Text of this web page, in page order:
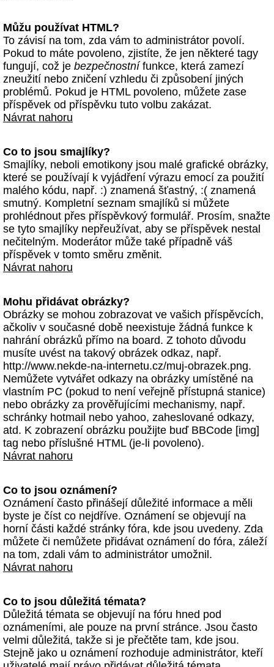
Můžu používat HTML?
To závisí na tom, zda vám to administrátor povolí.
Pokud to máte povoleno, zjistíte, že jen některé tagy
fungují, což je bezpečnostnífunkce, která zamezí
zneužití nebo zničení vzhledu či způsobení jiných
problémů. Pokud je HTML povoleno, můžete zase
příspěvek od příspěvku tuto volbu zakázat.
Návrat nahoru
Co to jsou smajlíky?
Smajlíky, neboli emotikony jsou malé grafické obrázky,
které se používají k vyjádření výrazu emocí za použití
malého kódu, např. :) znamená šťastný, :( znamená
smutný. Kompletní seznam smajlíků si můžete
prohlédnout přes příspěvkový formulář. Prosím, snažte
se tyto smajlíky nepřeužívat, aby se příspěvek nestal
nečitelným. Moderátor může také případně váš
příspěvek v tomto směru změnit.
Návrat nahoru
Mohu přidávat obrázky?
Obrázky se mohou zobrazovat ve vašich příspěvcích,
ačkoliv v současné době neexistuje žádná funkce k
nahrání obrázků přímo na board. Z tohoto důvodu
musíte uvést na takový obrázek odkaz, např.
http://www.nekde-na-internetu.cz/muj-obrazek.png.
Nemůžete vytvářet odkazy na obrázky umístěné na
vlastním PC (pokud to není veřejně přístupná stanice)
nebo obrázky za prověřujícími mechanismy, např.
schránky hotmail nebo yahoo, zaheslované odkazy,
atd. K zobrazení obrázku použijte buď BBCode [img]
tag nebo příslušné HTML (je-li povoleno).
Návrat nahoru
Co to jsou oznámení?
Oznámení často přinášejí důležité informace a měli
byste je číst co nejdříve. Oznámení se objevují na
horní části každé stránky fóra, kde jsou uvedeny. Zda
můžete či nemůžete přidávat oznámení do fóra, záleží
na tom, zdali vám to administrátor umožnil.
Návrat nahoru
Co to jsou důležitá témata?
Důležitá témata se objevují na fóru hned pod
oznámeními, ale pouze na první stránce. Jsou často
velmi důležitá, takže si je přečtěte tam, kde jsou.
Stejně jako u oznámení rozhoduje administrátor, kteří